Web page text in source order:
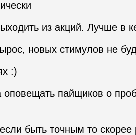
из акций. Лучше в
новых стимулов не
:)
пайщиков о
быть точным то скорее